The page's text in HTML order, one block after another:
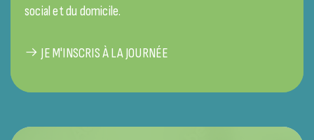
social et du domicile.
JE M'INSCRIS À LA JOURNÉE